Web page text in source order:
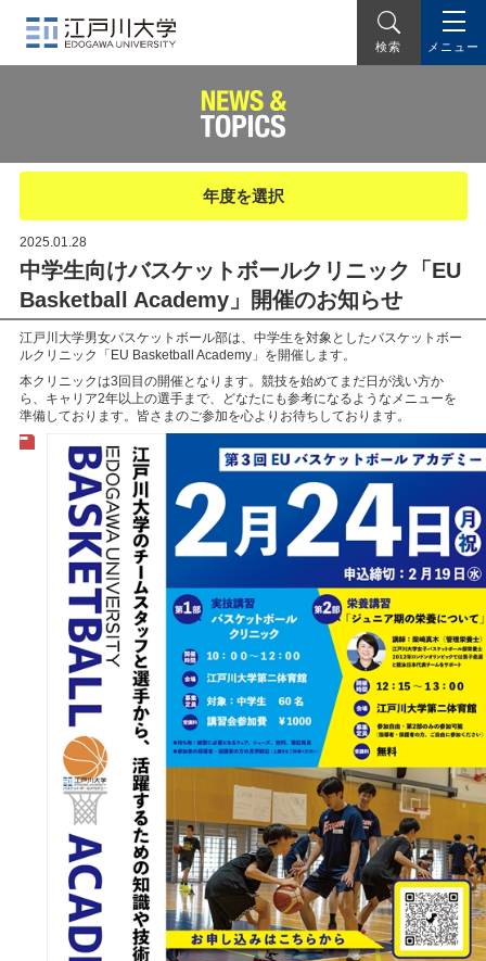
検索 メニュー
年度を選択
2025.01.28
中学生向けバスケットボールクリニック「EU
Basketball Academy」開催のお知らせ
江戸川大学男女バスケットボール部は、中学生を対象としたバスケットボー
ルクリニック「EU Basketball Academy」を開催します。
本クリニックは3回目の開催となります。競技を始めてまだ日が浅い方か
ら、キャリア2年以上の選手まで、どなたにも参考になるようなメニューを
準備しております。皆さまのご参加を心よりお待ちしております。